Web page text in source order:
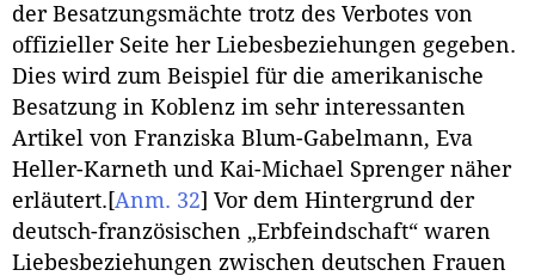
der Besatzungsmächte trotz des Verbotes von
offizieller Seite her Liebesbeziehungen gegeben.
Dies wird zum Beispiel für die amerikanische
Besatzung in Koblenz im sehr interessanten
Artikel von Franziska Blum-Gabelmann, Eva
Heller-Karneth und Kai-Michael Sprenger näher
erläutert. [Anm. 32] Vor dem Hintergrund der
deutsch-französischen „Erbfeindschaft“ waren
Liebesbeziehungen zwischen deutschen Frauen